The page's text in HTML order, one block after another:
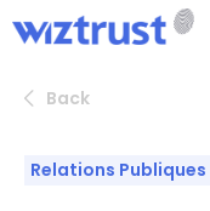
Back
Relations Publiques